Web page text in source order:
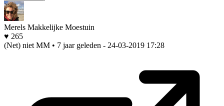
Merels Makkelijke Moestuin
♥ 265
(Net) niet MM • 7 jaar geleden - 24-03-2019 17:28